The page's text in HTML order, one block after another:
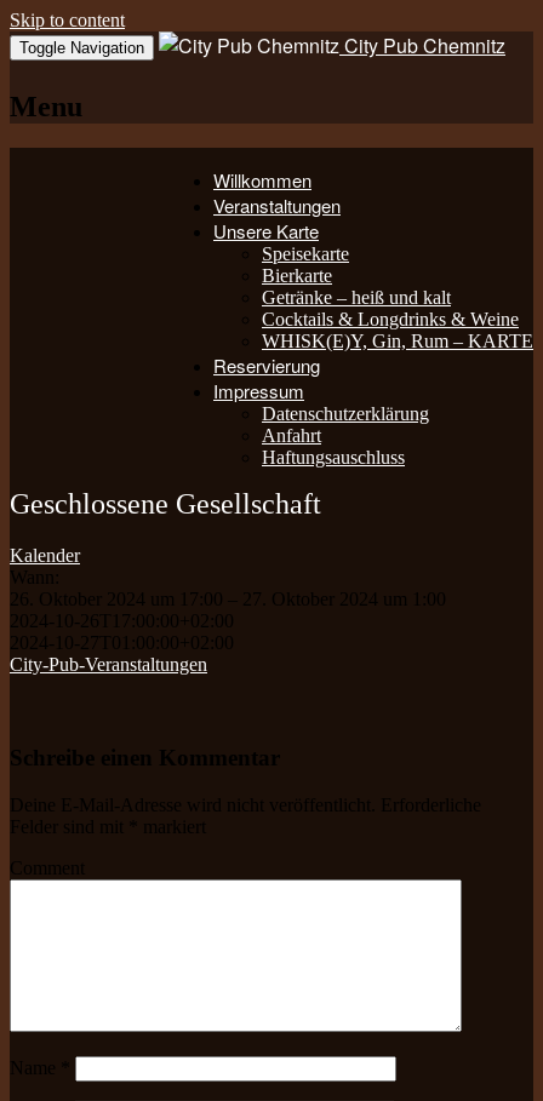
Skip to content
Toggle Navigation City Pub Chemnitz
Menu
Willkommen
Veranstaltungen
Unsere Karte
Speisekarte
Bierkarte
Getränke – heiß und kalt
Cocktails & Longdrinks & Weine
WHISK(E)Y, Gin, Rum – KARTE
Reservierung
Impressum
Datenschutzerklärung
Anfahrt
Haftungsauschluss
Geschlossene Gesellschaft
Kalender
Wann:
26. Oktober 2024 um 17:00 – 27. Oktober 2024 um 1:00
2024-10-26T17:00:00+02:00
2024-10-27T01:00:00+02:00
City-Pub-Veranstaltungen
Schreibe einen Kommentar
Deine E-Mail-Adresse wird nicht veröffentlicht.
Erforderliche
Felder sind mit
markiert
Comment
Name